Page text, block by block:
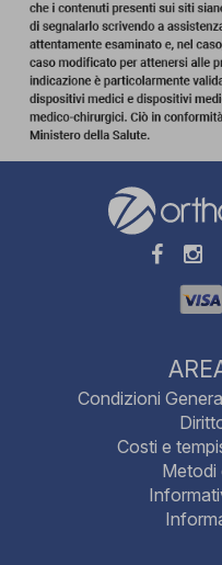
Condizioni
Costi e
Metodi